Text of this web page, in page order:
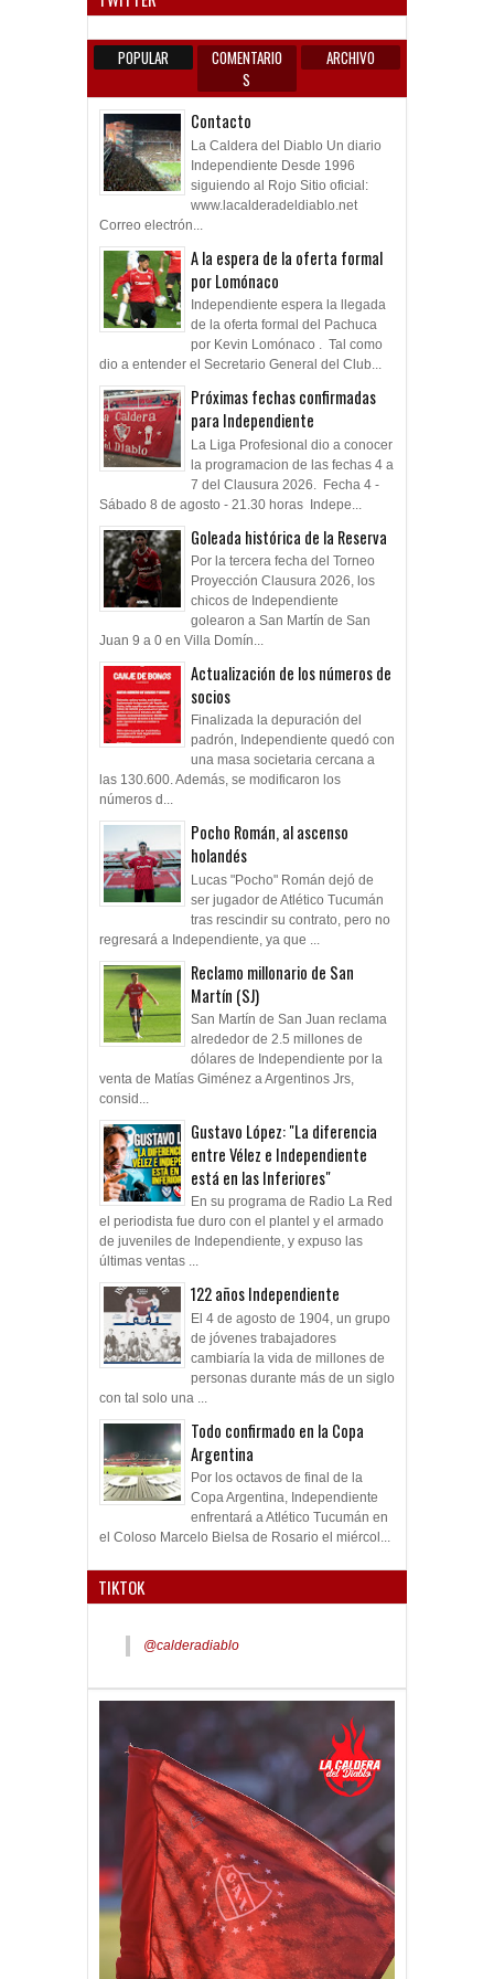
POPULAR
COMENTARIO
S
ARCHIVO
Contacto
La Caldera del Diablo Un diario
Independiente Desde 1996
siguiendo al Rojo Sitio oficial:
www.lacalderadeldiablo.net
Correo electrón...
A la espera de la oferta formal
por Lomónaco
Independiente espera la llegada
de la oferta formal del Pachuca
por Kevin Lomónaco . Tal como
dio a entender el Secretario General del Club...
Próximas fechas confirmadas
para Independiente
La Liga Profesional dio a conocer
la programacion de las fechas 4 a
7 del Clausura 2026. Fecha 4 -
Sábado 8 de agosto - 21.30 horas Indepe...
Goleada histórica de la Reserva
Por la tercera fecha del Torneo
Proyección Clausura 2026, los
chicos de Independiente
golearon a San Martín de San
Juan 9 a 0 en Villa Domín...
Actualización de los números de
socios
Finalizada la depuración del
padrón, Independiente quedó con
una masa societaria cercana a
las 130.600. Además, se modificaron los
números d...
Pocho Román, al ascenso
holandés
Lucas "Pocho" Román dejó de
ser jugador de Atlético Tucumán
tras rescindir su contrato, pero no
regresará a Independiente, ya que ...
Reclamo millonario de San
Martín (SJ)
San Martín de San Juan reclama
alrededor de 2.5 millones de
dólares de Independiente por la
venta de Matías Giménez a Argentinos Jrs,
consid...
Gustavo López: "La diferencia
entre Vélez e Independiente
está en las Inferiores"
En su programa de Radio La Red
el periodista fue duro con el plantel y el armado
de juveniles de Independiente, y expuso las
últimas ventas ...
122 años Independiente
El 4 de agosto de 1904, un grupo
de jóvenes trabajadores
cambiaría la vida de millones de
personas durante más de un siglo
con tal solo una ...
Todo confirmado en la Copa
Argentina
Por los octavos de final de la
Copa Argentina, Independiente
enfrentará a Atlético Tucumán en
el Coloso Marcelo Bielsa de Rosario el miércol...
TIKTOK
@calderadiablo